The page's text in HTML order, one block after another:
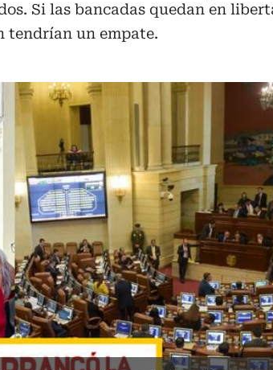
Si las bancadas quedan en
tendrían un empate.